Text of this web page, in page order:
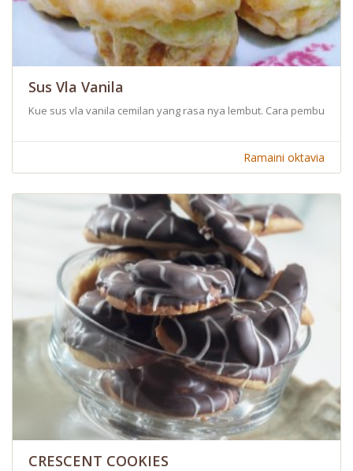
Sus Vla Vanila
Kue sus vla vanila cemilan yang rasa nya lembut. Cara
Ramaini oktavia
CRESCENT COOKIES